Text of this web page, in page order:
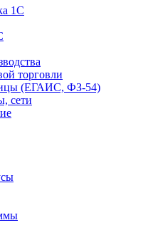
1С
торговли
(ЕГАИС, ФЗ-54)
сети